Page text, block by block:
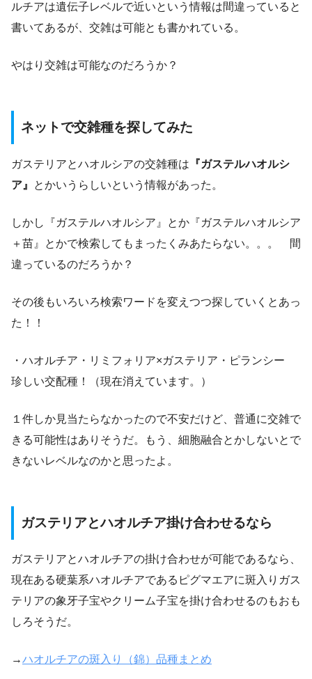
ルチアは遺伝子レベルで近いという情報は間違っていると
書いてあるが、交雑は可能とも書かれている。
やはり交雑は可能なのだろうか？
ネットで交雑種を探してみた
ガステリアとハオルシアの交雑種は 『ガステルハオルシ
ア』
とかいうらしいという情報があった。
しかし『ガステルハオルシア』とか『ガステルハオルシア
＋苗』とかで検索してもまったくみあたらない。。。 間
違っているのだろうか？
その後もいろいろ検索ワードを変えつつ探していくとあっ
た！！
・ハオルチア・リミフォリア×ガステリア・ピランシー
珍しい交配種！（現在消えています。）
１件しか見当たらなかったので不安だけど、普通に交雑で
きる可能性はありそうだ。もう、細胞融合とかしないとで
きないレベルなのかと思ったよ。
ガステリアとハオルチア掛け合わせるなら
ガステリアとハオルチアの掛け合わせが可能であるなら、
現在ある硬葉系ハオルチアであるピグマエアに斑入りガス
テリアの象牙子宝やクリーム子宝を掛け合わせるのもおも
しろそうだ。
→ハオルチアの斑入り（錦）品種まとめ